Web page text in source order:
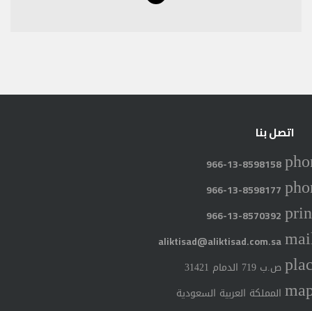
Twitter
اتصل بنا
966-13-8598158
966-13-8598177
966-13-8570392
aliktisad@aliktisad.com.sa
ص.ب 719 الدمام 31421
المملكة العربية السعودية